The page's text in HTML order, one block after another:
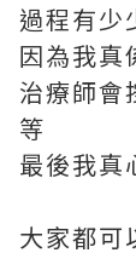
過程有少
因為我真
治療師會
等
最後我真
大家都可